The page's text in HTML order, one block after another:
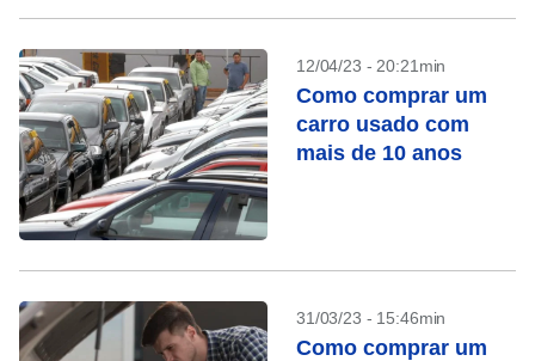
12/04/23 - 20:21min
Como comprar um
carro usado com
mais de 10 anos
31/03/23 - 15:46min
Como comprar um